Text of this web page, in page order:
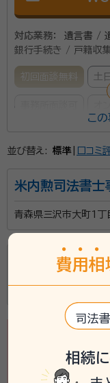
対応業務：
遺言書 /
銀行手続き / 戸籍収
初回面談無料 土
経営管理士
事務所口コミ（抜粋）：
account_circle 満足度 5.0
面談の感想
自宅に来て頂き、とて
こちらが、疑問に思っ
答して下さり、とても
想いを残したい方
こ
並び替え: 標準 口コミ
米内勲司法書士
青森県三沢市大町1
吉田耕悦行政
費用 相
司法
相続